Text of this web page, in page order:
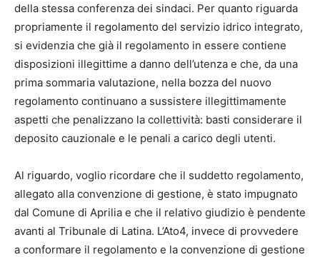
della stessa conferenza dei sindaci. Per quanto riguarda
propriamente il regolamento del servizio idrico integrato,
si evidenzia che già il regolamento in essere contiene
disposizioni illegittime a danno dell’utenza e che, da una
prima sommaria valutazione, nella bozza del nuovo
regolamento continuano a sussistere illegittimamente
aspetti che penalizzano la collettività: basti considerare il
deposito cauzionale e le penali a carico degli utenti.
Al riguardo, voglio ricordare che il suddetto regolamento,
allegato alla convenzione di gestione, è stato impugnato
dal Comune di Aprilia e che il relativo giudizio è pendente
avanti al Tribunale di Latina. L’Ato4, invece di provvedere
a conformare il regolamento e la convenzione di gestione